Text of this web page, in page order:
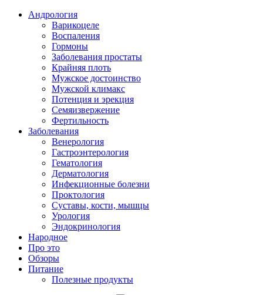
Андрология
Варикоцеле
Воспаления
Гормоны
Заболевания простаты
Крайняя плоть
Мужское достоинство
Мужской климакс
Потенция и эрекция
Семяизвержение
Фертильность
Заболевания
Венерология
Гастроэнтерология
Гематология
Дерматология
Инфекционные болезни
Проктология
Суставы, кости, мышцы
Урология
Эндокринология
Народное
Про это
Обзоры
Питание
Полезные продукты